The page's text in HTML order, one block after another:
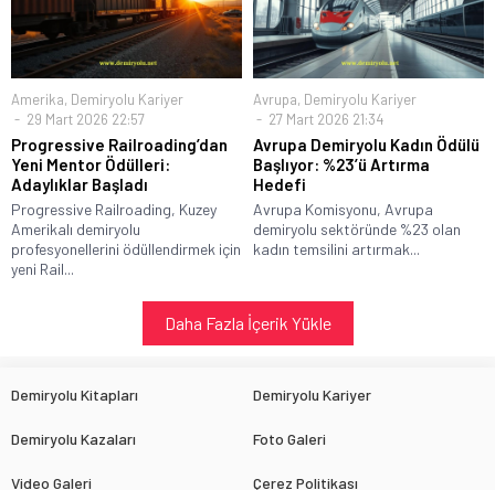
Amerika, Demiryolu Kariyer
29 Mart 2026 22:57
Progressive Railroading’dan
Yeni Mentor Ödülleri:
Adaylıklar Başladı
Progressive Railroading, Kuzey
Amerikalı demiryolu
profesyonellerini ödüllendirmek için
yeni Rail...
Avrupa, Demiryolu Kariyer
27 Mart 2026 21:34
Avrupa Demiryolu Kadın Ödülü
Başlıyor: %23’ü Artırma
Hedefi
Avrupa Komisyonu, Avrupa
demiryolu sektöründe %23 olan
kadın temsilini artırmak...
Daha Fazla İçerik Yükle
Demiryolu Kitapları Demiryolu Kariyer
Demiryolu Kazaları Foto Galeri
Video Galeri Çerez Politikası